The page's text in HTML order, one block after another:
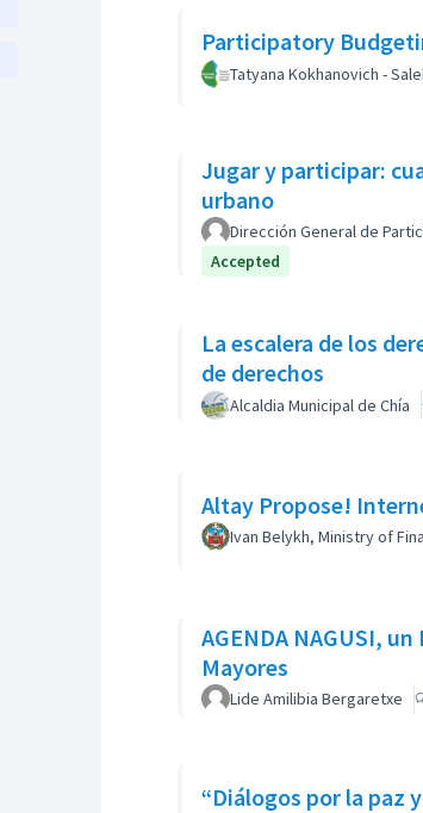
Participatory
Tatyana Kokhanovich -
Jugar y participar:
urbano
Dirección General de
Accepted
La escalera de los
de derechos
Alcaldia Municipal de Chía
Altay Propose!
Ivan Belykh, Ministry of
AGENDA NAGUSI,
Mayores
Lide Amilibia Bergaretxe
“Diálogos por la paz